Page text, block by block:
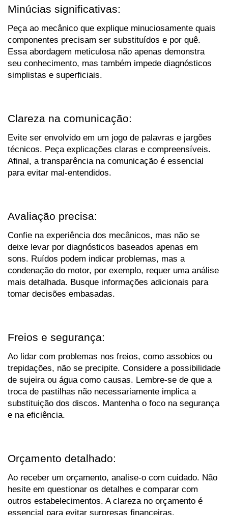
Minúcias significativas:
Peça ao mecânico que explique minuciosamente quais
componentes precisam ser substituídos e por quê.
Essa abordagem meticulosa não apenas demonstra
seu conhecimento, mas também impede diagnósticos
simplistas e superficiais.
Clareza na comunicação:
Evite ser envolvido em um jogo de palavras e jargões
técnicos. Peça explicações claras e compreensíveis.
Afinal, a transparência na comunicação é essencial
para evitar mal-entendidos.
Avaliação precisa:
Confie na experiência dos mecânicos, mas não se
deixe levar por diagnósticos baseados apenas em
sons. Ruídos podem indicar problemas, mas a
condenação do motor, por exemplo, requer uma análise
mais detalhada. Busque informações adicionais para
tomar decisões embasadas.
Freios e segurança:
Ao lidar com problemas nos freios, como assobios ou
trepidações, não se precipite. Considere a possibilidade
de sujeira ou água como causas. Lembre-se de que a
troca de pastilhas não necessariamente implica a
substituição dos discos. Mantenha o foco na segurança
e na eficiência.
Orçamento detalhado:
Ao receber um orçamento, analise-o com cuidado. Não
hesite em questionar os detalhes e comparar com
outros estabelecimentos. A clareza no orçamento é
essencial para evitar surpresas financeiras.